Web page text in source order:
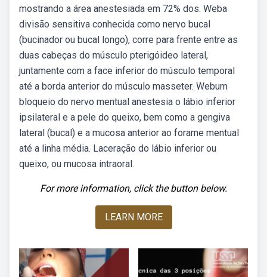
mostrando a área anestesiada em 72% dos. Weba
divisão sensitiva conhecida como nervo bucal
(bucinador ou bucal longo), corre para frente entre as
duas cabeças do músculo pterigóideo lateral,
juntamente com a face inferior do músculo temporal
até a borda anterior do músculo masseter. Webum
bloqueio do nervo mentual anestesia o lábio inferior
ipsilateral e a pele do queixo, bem como a gengiva
lateral (bucal) e a mucosa anterior ao forame mentual
até a linha média. Laceração do lábio inferior ou
queixo, ou mucosa intraoral.
For more information, click the button below.
LEARN MORE